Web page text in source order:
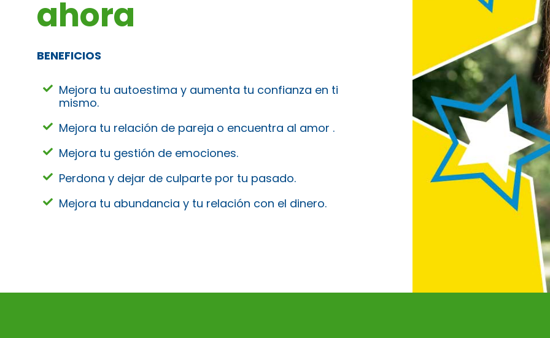
ahora
BENEFICIOS
Mejora tu autoestima y aumenta tu confianza en ti
mismo.
Mejora tu relación de pareja o encuentra al amor .
Mejora tu gestión de emociones.
Perdona y dejar de culparte por tu pasado.
Mejora tu abundancia y tu relación con el dinero.